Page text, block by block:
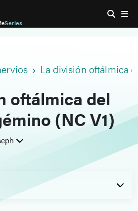
Series
La división oftálmica
oftálmica del
(NC V1)